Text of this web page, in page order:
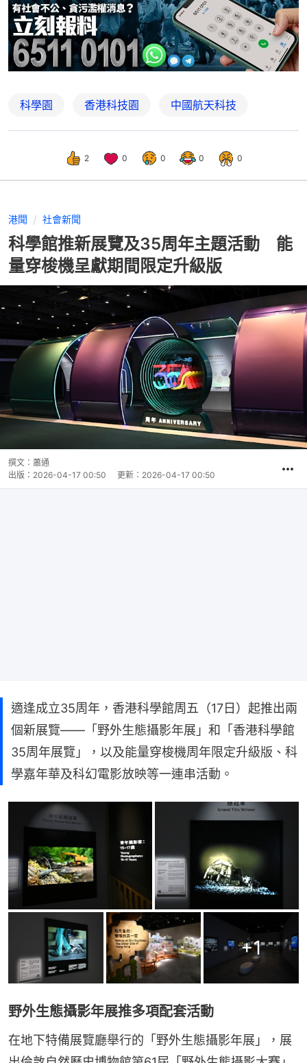
科學園 香港科技園 中國航天科技
2 0 0 0 0
港聞 社會新聞
科學館推新展覽及35周年主題活動 能
量穿梭機呈獻期間限定升級版
撰文： 蕭通
出版： 2026-04-17 00:50 更新： 2026-04-17 00:50
適逢成立35周年，香港科學館周五（17日）起推出兩
個新展覽——「野外生態攝影年展」和「香港科學館
35周年展覽」，以及能量穿梭機周年限定升級版、科
學嘉年華及科幻電影放映等一連串活動。
+1
野外生態攝影年展推多項配套活動
在地下特備展覽廳舉行的「野外生態攝影年展」，展